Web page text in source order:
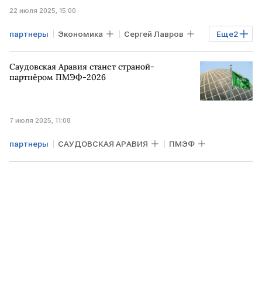
22 июля 2025, 15:00
Еще2
партнеры Экономика Сергей Лавров
РОССИЯ расчеты
Саудовская Аравия станет страной-
партнёром ПМЭФ-2026
7 июля 2025, 11:08
партнеры САУДОВСКАЯ АРАВИЯ ПМЭФ